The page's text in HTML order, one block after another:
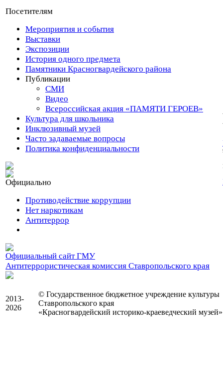
Посетителям
Мероприятия и события
Выставки
Экспозиции
История одного предмета
Памятники Красногвардейского района
Публикации
СМИ
Видео
Всероссийская акция «ПАМЯТИ ГЕРОЕВ»
Культура для школьника
Инклюзивный музей
Часто задаваемые вопросы
Политика конфиденциальности
Официально
Противодействие коррупции
Нет наркотикам
Антитеррор
Официальный сайт ГМУ
Антитеррористическая комиссия Ставропольского края
2013-
2026
© Государственное бюджетное учреждение культуры
Ставропольского края
«Красногвардейский историко-краеведческий музей»